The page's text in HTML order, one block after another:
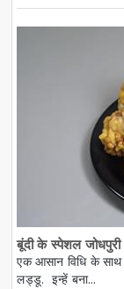
बूंदी के स्पेशल
एक आसान विधि के
लड्डू. इन्हें बना...